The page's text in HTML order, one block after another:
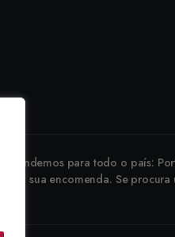
para todo o país:
a sua encomenda. Se